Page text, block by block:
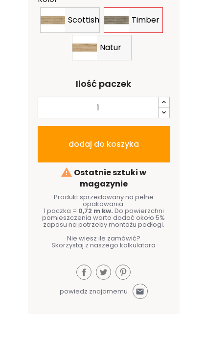
Scottish
Timber
Natur
Ilość paczek
dodaj do koszyka
 Ostatnie sztuki w
magazynie
Produkt sprzedawany na pełne
opakowania.
1 paczka = 0,72 m kw. Do powierzchni
pomieszczenia warto dodać około 5%
zapasu na potrzeby montażu podłogi.
Nie wiesz ile zamówić?
Skorzystaj z naszego kalkulatora
powiedz znajomemu mail